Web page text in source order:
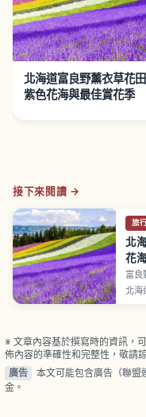
北海道富良野薰衣草花
紫色花海與最佳賞花季
接下來閱讀 →
旅
北
花
富良
便化
景地
北海
※ 文章內容基於撰寫時的資訊，
佈內容的準確性和完整性，敬請
廣告
本文可能包含廣告（聯盟
金。